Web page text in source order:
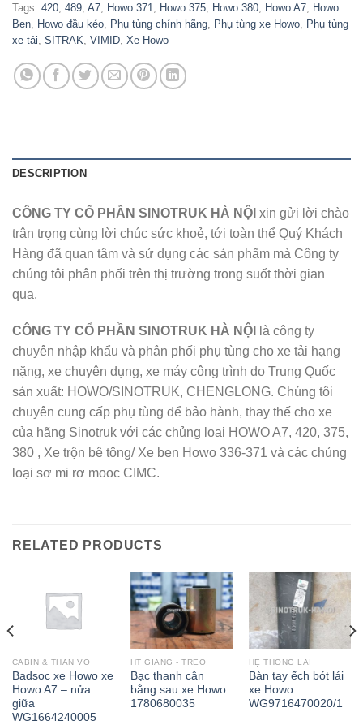
Tags: 420 489 A7 Howo 371 Howo 375 Howo 380 Howo A7 Howo
Ben Howo đầu kéo Phụ tùng chính hãng Phụ tùng xe Howo Phụ tùng
xe tải SITRAK VIMID Xe Howo
DESCRIPTION
CÔNG TY CỔ PHẦN SINOTRUK HÀ NỘI xin gửi lời chào
trân trọng cùng lời chúc sức khoẻ, tới toàn thể Quý Khách
Hàng đã quan tâm và sử dụng các sản phẩm mà Công ty
chúng tôi phân phối trên thị trường trong suốt thời gian
qua.
CÔNG TY CỔ PHẦN SINOTRUK HÀ NỘI
là công ty
chuyên nhập khẩu và phân phối phụ tùng cho xe tải hạng
nặng, xe chuyên dụng, xe máy công trình do Trung Quốc
sản xuất: HOWO/SINOTRUK, CHENGLONG. Chúng tôi
chuyên cung cấp phụ tùng để bảo hành, thay thế cho xe
của hãng Sinotruk với các chủng loại HOWO A7, 420, 375,
380 , Xe trộn bê tông/ Xe ben Howo 336-371 và các chủng
loại sơ mi rơ mooc CIMC.
RELATED PRODUCTS
CABIN & THÂN VỎ
Badsoc xe Howo xe
Howo A7 – nửa
giữa
WG1664240005
HT GIẰNG - TREO
Bạc thanh cân
bằng sau xe Howo
1780680035
HỆ THỐNG LÁI
Bàn tay ếch bót lái
xe Howo
WG9716470020/1